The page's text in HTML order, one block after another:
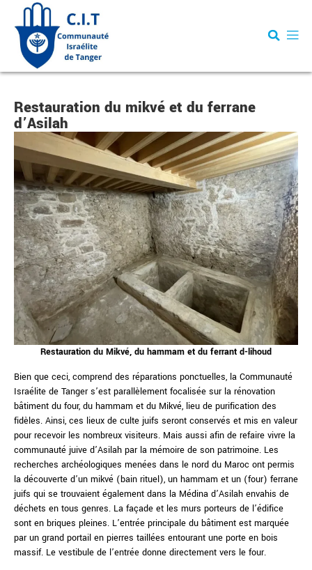
Restauration du mikvé et du ferrane
d’Asilah
Restauration du Mikvé, du hammam et du ferrant d-lihoud
Bien que ceci, comprend des réparations ponctuelles, la Communauté
Israélite de Tanger s’est parallèlement focalisée sur la rénovation
bâtiment du four, du hammam et du Mikvé, lieu de purification des
fidèles. Ainsi, ces lieux de culte juifs seront conservés et mis en valeur
pour recevoir les nombreux visiteurs. Mais aussi afin de refaire vivre la
communauté juive d’Asilah par la mémoire de son patrimoine. Les
recherches archéologiques menées dans le nord du Maroc ont permis
la découverte d’un mikvé (bain rituel), un hammam et un (four) ferrane
juifs qui se trouvaient également dans la Médina d’Asilah envahis de
déchets en tous genres. La façade et les murs porteurs de l’édifice
sont en briques pleines. L’entrée principale du bâtiment est marquée
par un grand portail en pierres taillées entourant une porte en bois
massif. Le vestibule de l’entrée donne directement vers le four.